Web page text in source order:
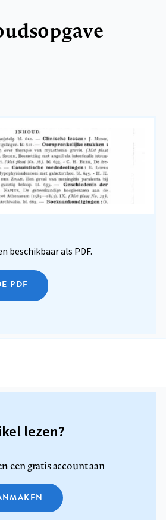
beschikbaar als PDF.
PDF
lezen?
een gratis account aan